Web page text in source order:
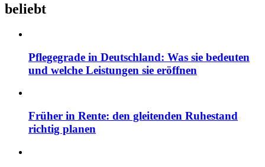
beliebt
Pflegegrade in Deutschland: Was sie bedeuten
und welche Leistungen sie eröffnen
Früher in Rente: den gleitenden Ruhestand
richtig planen